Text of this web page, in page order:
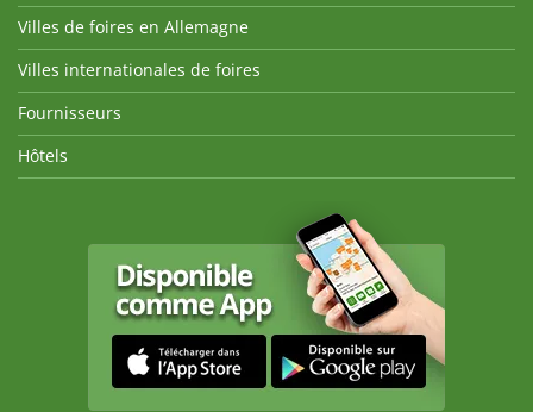
Villes de foires en Allemagne
Villes internationales de foires
Fournisseurs
Hôtels